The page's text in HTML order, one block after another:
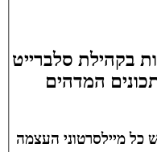
בקהילת סלברייט
המדהים
כל מיילסרטוני העצמה